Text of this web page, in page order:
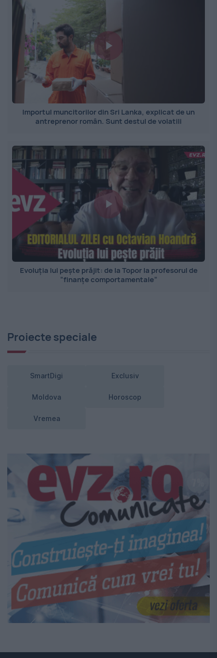
Importul muncitorilor din Sri Lanka, explicat de un
antreprenor român. Sunt destul de volatili
Evoluția lui pește prăjit: de la Topor la profesorul de
”finanțe comportamentale”
Proiecte speciale
SmartDigi Exclusiv
Moldova Horoscop
Vremea